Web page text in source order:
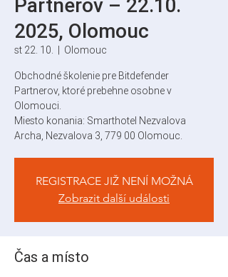
Partnerov – 22.10.
2025, Olomouc
st 22. 10.
  |
Olomouc
Obchodné školenie pre Bitdefender
Partnerov, ktoré prebehne osobne v
Olomouci.
Miesto konania: Smarthotel Nezvalova
Archa, Nezvalova 3, 779 00 Olomouc.
REGISTRACE JIŽ NENÍ MOŽNÁ
Zobrazit další události
Čas a místo